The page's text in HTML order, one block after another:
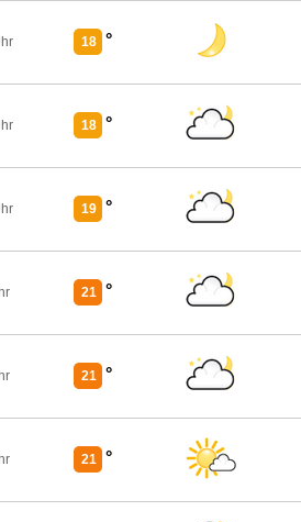
18 °
18 °
19 °
21 °
21 °
21 °